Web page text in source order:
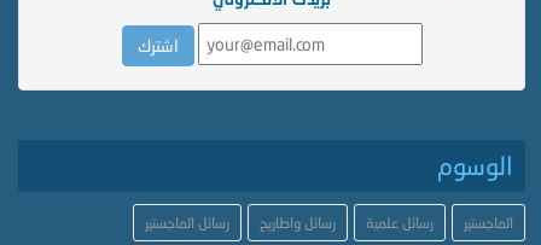
الوسوم
الماجستير رسائل علمية رسائل واطاريح رسائل الماجستير